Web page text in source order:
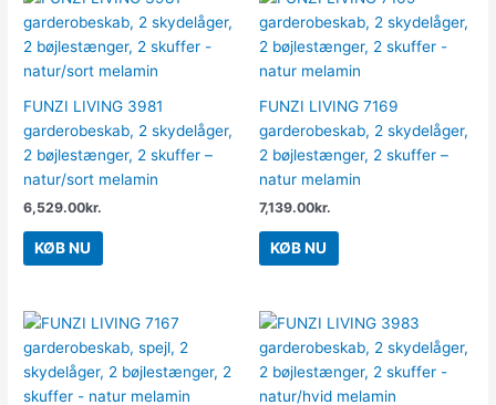
FUNZI LIVING 3981
garderobeskab, 2 skydelåger,
2 bøjlestænger, 2 skuffer –
natur/sort melamin
6,529.00kr.
KØB NU
FUNZI LIVING 7169
garderobeskab, 2 skydelåger,
2 bøjlestænger, 2 skuffer –
natur melamin
7,139.00kr.
KØB NU